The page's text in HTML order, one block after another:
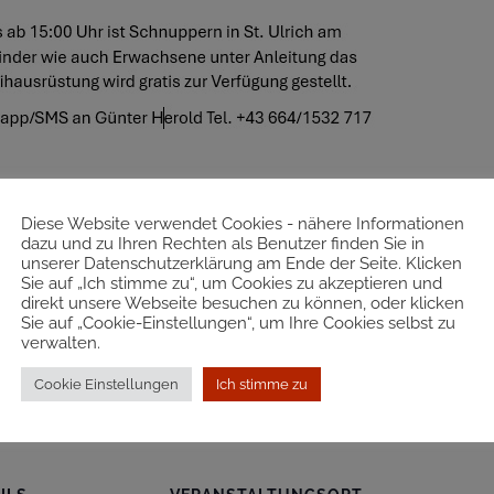
gültigen AAA-Lizenz (https://aaa3d.at) oder als
vor Turnierbeginn unter 3D-Skillboard
des Freizeitclubs St. Ulrich i. G. gerne zur Verfügung!
Uhr ist Schnuppern in St. Ulrich am Sportplatz.
ausprobieren. Leihausrüstung wird gratis
an Günter Herold Tel. +43 664/1532 717
Diese Website verwendet Cookies - nähere Informationen
dazu und zu Ihren Rechten als Benutzer finden Sie in
unserer Datenschutzerklärung am Ende der Seite. Klicken
Sie auf „Ich stimme zu“, um Cookies zu akzeptieren und
direkt unsere Webseite besuchen zu können, oder klicken
Sie auf „Cookie-Einstellungen“, um Ihre Cookies selbst zu
verwalten.
Cookie Einstellungen Ich stimme zu